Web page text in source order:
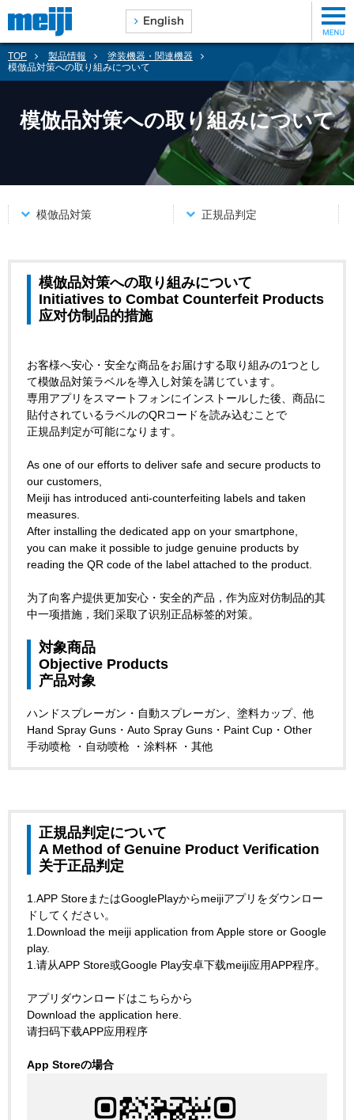
TOP 製品情報
塗装機器・関連機器
模倣品対策への取り組みについて
模倣品対策への取り組みについて
模倣品対策 正規品判定
模倣品対策への取り組みについて
Initiatives to Combat Counterfeit Products
应对仿制品的措施
お客様へ安心・安全な商品をお届けする取り組みの1つとし
て模倣品対策ラベルを導入し対策を講じています。
専用アプリをスマートフォンにインストールした後、商品に
貼付されているラベルのQRコードを読み込むことで
正規品判定が可能になります。
As one of our efforts to deliver safe and secure products to
our customers,
Meiji has introduced anti-counterfeiting labels and taken
measures.
After installing the dedicated app on your smartphone,
you can make it possible to judge genuine products by
reading the QR code of the label attached to the product.
为了向客户提供更加安心・安全的产品，作为应对仿制品的其
中一项措施，我们采取了识别正品标签的对策。
対象商品
Objective Products
产品对象
ハンドスプレーガン・自動スプレーガン、塗料カップ、他
Hand Spray Guns・Auto Spray Guns・Paint Cup・Other
手动喷枪 ・自动喷枪 ・涂料杯 ・其他
正規品判定について
A Method of Genuine Product Verification
关于正品判定
1.APP StoreまたはGooglePlayからmeijiアプリをダウンロー
ドしてください。
1.Download the meiji application from Apple store or Google
play.
1.请从APP Store或Google Play安卓下载meiji应用APP程序。
アプリダウンロードはこちらから
Download the application here.
请扫码下载APP应用程序
App Storeの場合